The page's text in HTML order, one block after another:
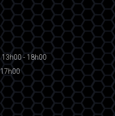
- 18h00